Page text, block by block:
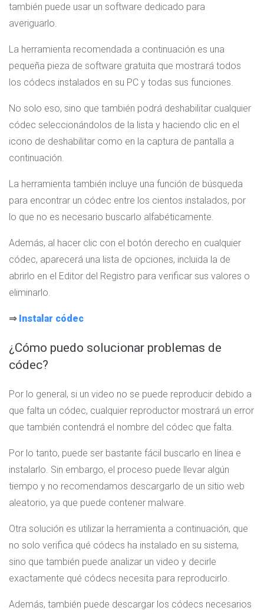
también puede usar un software dedicado para
averiguarlo.
La herramienta recomendada a continuación es una
pequeña pieza de software gratuita que mostrará todos
los códecs instalados en su PC y todas sus funciones.
No solo eso, sino que también podrá deshabilitar cualquier
códec seleccionándolos de la lista y haciendo clic en el
icono de deshabilitar como en la captura de pantalla a
continuación.
La herramienta también incluye una función de búsqueda
para encontrar un códec entre los cientos instalados, por
lo que no es necesario buscarlo alfabéticamente.
Además, al hacer clic con el botón derecho en cualquier
códec, aparecerá una lista de opciones, incluida la de
abrirlo en el Editor del Registro para verificar sus valores o
eliminarlo.
⇒ Instalar códec
¿Cómo puedo solucionar problemas de
códec?
Por lo general, si un video no se puede reproducir debido a
que falta un códec, cualquier reproductor mostrará un error
que también contendrá el nombre del códec que falta.
Por lo tanto, puede ser bastante fácil buscarlo en línea e
instalarlo. Sin embargo, el proceso puede llevar algún
tiempo y no recomendamos descargarlo de un sitio web
aleatorio, ya que puede contener malware.
Otra solución es utilizar la herramienta a continuación, que
no solo verifica qué códecs ha instalado en su sistema,
sino que también puede analizar un video y decirle
exactamente qué códecs necesita para reproducirlo.
Además, también puede descargar los códecs necesarios